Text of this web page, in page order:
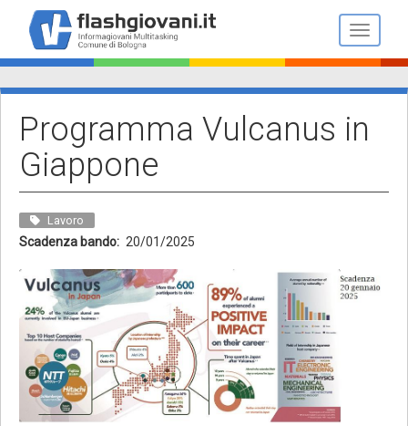
contenuto
principale
Toggle
Programma Vulcanus in
Giappone
Lavoro
Scadenza bando 20/01/2025